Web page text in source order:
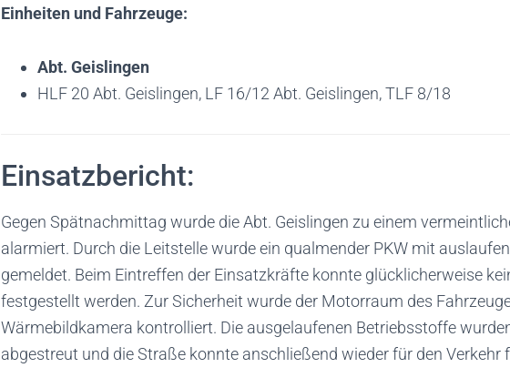
Einheiten und Fahrzeuge:
Abt. Geislingen
HLF 20 Abt. Geislingen, LF 16/12 Abt. Geislingen, TLF 8/18
Einsatzbericht:
Gegen Spätnachmittag wurde die Abt. Geislingen zu einem
alarmiert. Durch die Leitstelle wurde ein qualmender PKW mit
gemeldet. Beim Eintreffen der Einsatzkräfte konnte glücklicherweise
festgestellt werden. Zur Sicherheit wurde der Motorraum des
Wärmebildkamera kontrolliert. Die ausgelaufenen Betriebsstoffe
abgestreut und die Straße konnte anschließend wieder für den Verkehr